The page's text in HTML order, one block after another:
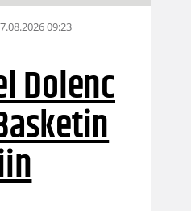
09:23
Dolenc